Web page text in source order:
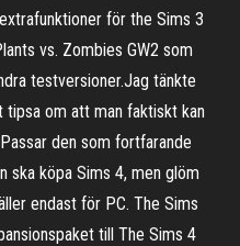
för the Sims 3
vs. Zombies GW2 som
testversioner.Jag tänkte
om att man faktiskt kan
den som fortfarande
ska köpa Sims 4, men glöm
endast för PC. The Sims
till The Sims 4